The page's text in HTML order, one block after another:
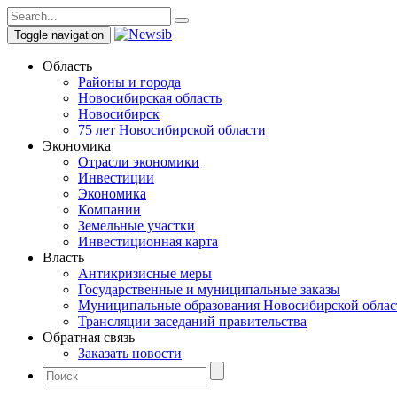
Toggle navigation
Область
Районы и города
Новосибирская область
Новосибирск
75 лет Новосибирской области
Экономика
Отрасли экономики
Инвестиции
Экономика
Компании
Земельные участки
Инвестиционная карта
Власть
Антикризисные меры
Государственные и муниципальные заказы
Муниципальные образования Новосибирской
Трансляции заседаний правительства
Обратная связь
Заказать новости